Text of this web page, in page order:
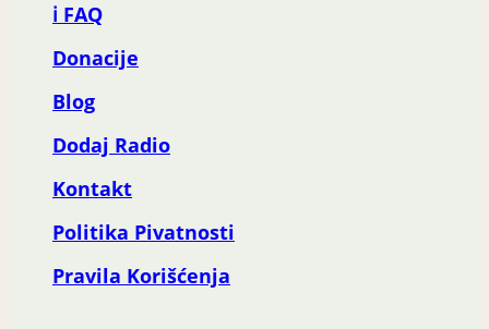
ℹ️ FAQ
Donacije
Blog
Dodaj Radio
Kontakt
Politika Pivatnosti
Pravila Korišćenja